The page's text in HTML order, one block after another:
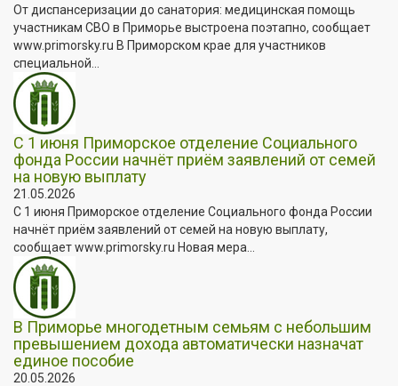
От диспансеризации до санатория: медицинская помощь
участникам СВО в Приморье выстроена поэтапно, сообщает
www.primorsky.ru В Приморском крае для участников
специальной...
С 1 июня Приморское отделение Социального
фонда России начнёт приём заявлений от семей
на новую выплату
21.05.2026
С 1 июня Приморское отделение Социального фонда России
начнёт приём заявлений от семей на новую выплату,
сообщает www.primorsky.ru Новая мера...
В Приморье многодетным семьям с небольшим
превышением дохода автоматически назначат
единое пособие
20.05.2026